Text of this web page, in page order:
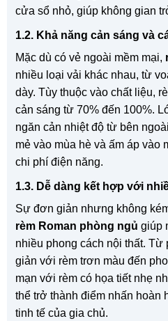
cửa sổ nhỏ, giúp không gian
1.2. Khả năng cản sáng và
Mặc dù có vẻ ngoài mềm mại,
nhiều loại vải khác nhau, từ
dày. Tùy thuộc vào chất liệu,
cản sáng từ 70% đến 100%.
ngăn cản nhiệt độ từ bên
mẻ vào mùa hè và ấm áp vào
chi phí điện năng.
1.3. Dễ dàng kết hợp với
Sự đơn giản nhưng không
rèm Roman phòng ngủ giúp
nhiều phong cách nội thất. Từ
giản với rèm trơn màu đến
mạn với rèm có họa tiết nhẹ
thể trở thành điểm nhấn hoàn
tinh tế của gia chủ.